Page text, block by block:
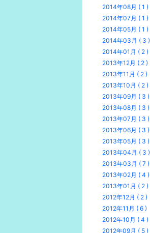
2014年08月 ( 1 )
2014年07月 ( 1 )
2014年05月 ( 1 )
2014年03月 ( 3 )
2014年01月 ( 2 )
2013年12月 ( 2 )
2013年11月 ( 2 )
2013年10月 ( 2 )
2013年09月 ( 3 )
2013年08月 ( 3 )
2013年07月 ( 3 )
2013年06月 ( 3 )
2013年05月 ( 3 )
2013年04月 ( 3 )
2013年03月 ( 7 )
2013年02月 ( 4 )
2013年01月 ( 2 )
2012年12月 ( 2 )
2012年11月 ( 6 )
2012年10月 ( 4 )
2012年09月 ( 5 )